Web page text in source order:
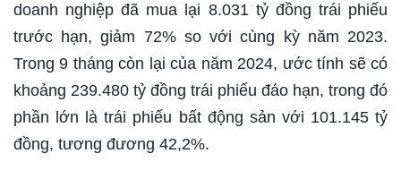
doanh nghiệp đã mua lại 8.031 tỷ đồng trái phiếu
trước hạn, giảm 72% so với cùng kỳ năm 2023.
Trong 9 tháng còn lại của năm 2024, ước tính sẽ có
khoảng 239.480 tỷ đồng trái phiếu đáo hạn, trong đó
phần lớn là trái phiếu bất động sản với 101.145 tỷ
đồng, tương đương 42,2%.